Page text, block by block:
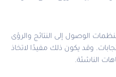
الوصول إلى النتائج والرؤى
وقد يكون ذلك مفيدًا لاتخاذ
الناشئة.